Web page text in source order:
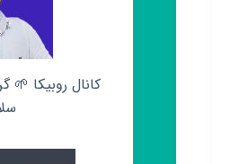
کانال روبیکا 🌱